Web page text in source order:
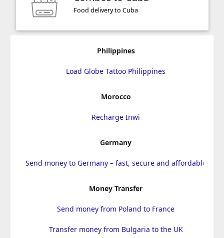
Food delivery to Cuba
Philippines
Load Globe Tattoo Philippines
Morocco
Recharge Inwi
Germany
Send money to Germany – fast, secure and affordable
Money Transfer
Send money from Poland to France
Transfer money from Bulgaria to the UK